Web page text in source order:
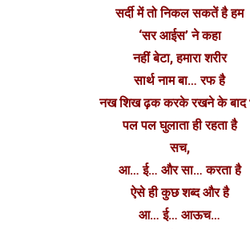
सर्दी में तो निकल सकतें है हम
‘सर आईस’ ने कहा
नहीं बेटा, हमारा शरीर
सार्थ नाम बा… रफ है
नख शिख ढ़क करके रखने के बाद
पल पल घुलाता ही रहता है
सच,
आ… ई… और सा… करता है
ऐसे ही कुछ शब्द और है
आ… ई… आऊच…